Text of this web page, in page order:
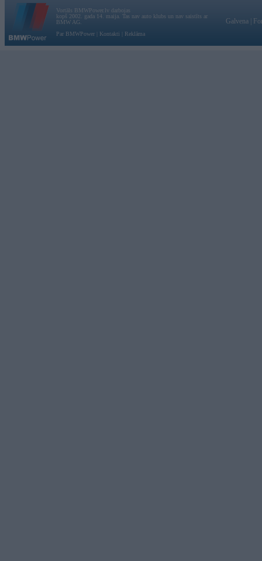
Vortāls BMWPower.lv darbojas
kopš 2002. gada 14. maija. Tas nav auto klubs un nav saistīts ar
BMW AG.
Par BMWPower
Kontakti Reklāma
Galvena